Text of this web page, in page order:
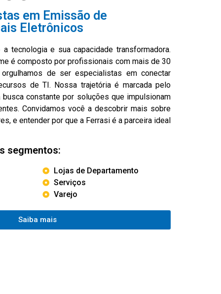
em Emissão de
Eletrônicos
tecnologia e sua capacidade transformadora.
é composto por profissionais com mais de 30
de ser especialistas em conectar
de TI. Nossa trajetória é marcada pelo
constante por soluções que impulsionam
Convidamos você a descobrir mais sobre
e entender por que a Ferrasi é a parceira ideal
segmentos:
Lojas de Departamento
Serviços
Varejo
Saiba mais